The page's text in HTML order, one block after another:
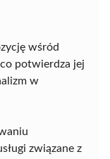
wśród
potwierdza jej
w
związane z